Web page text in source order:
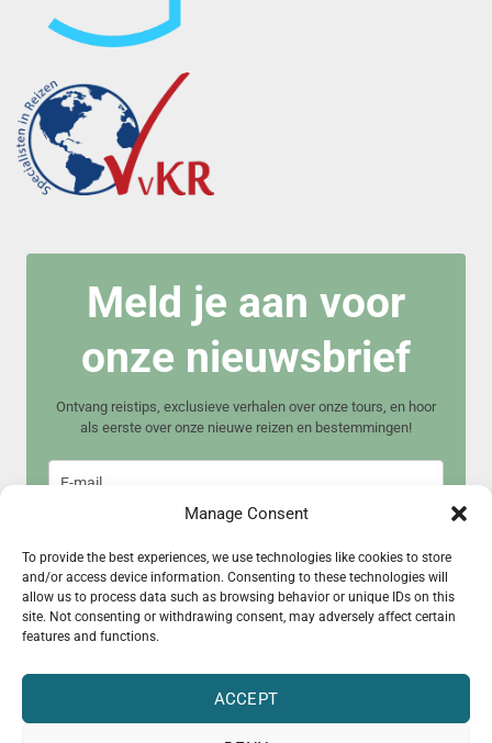
Manage Consent
To provide the best experiences, we use technologies like cookies to store
and/or access device information. Consenting to these technologies will
allow us to process data such as browsing behavior or unique IDs on this
site. Not consenting or withdrawing consent, may adversely affect certain
features and functions.
ACCEPT
Meld je aan voor
onze nieuwsbrief
Ontvang reistips, exclusieve verhalen over onze tours, en hoor
als eerste over onze nieuwe reizen en bestemmingen!
Meld je aan